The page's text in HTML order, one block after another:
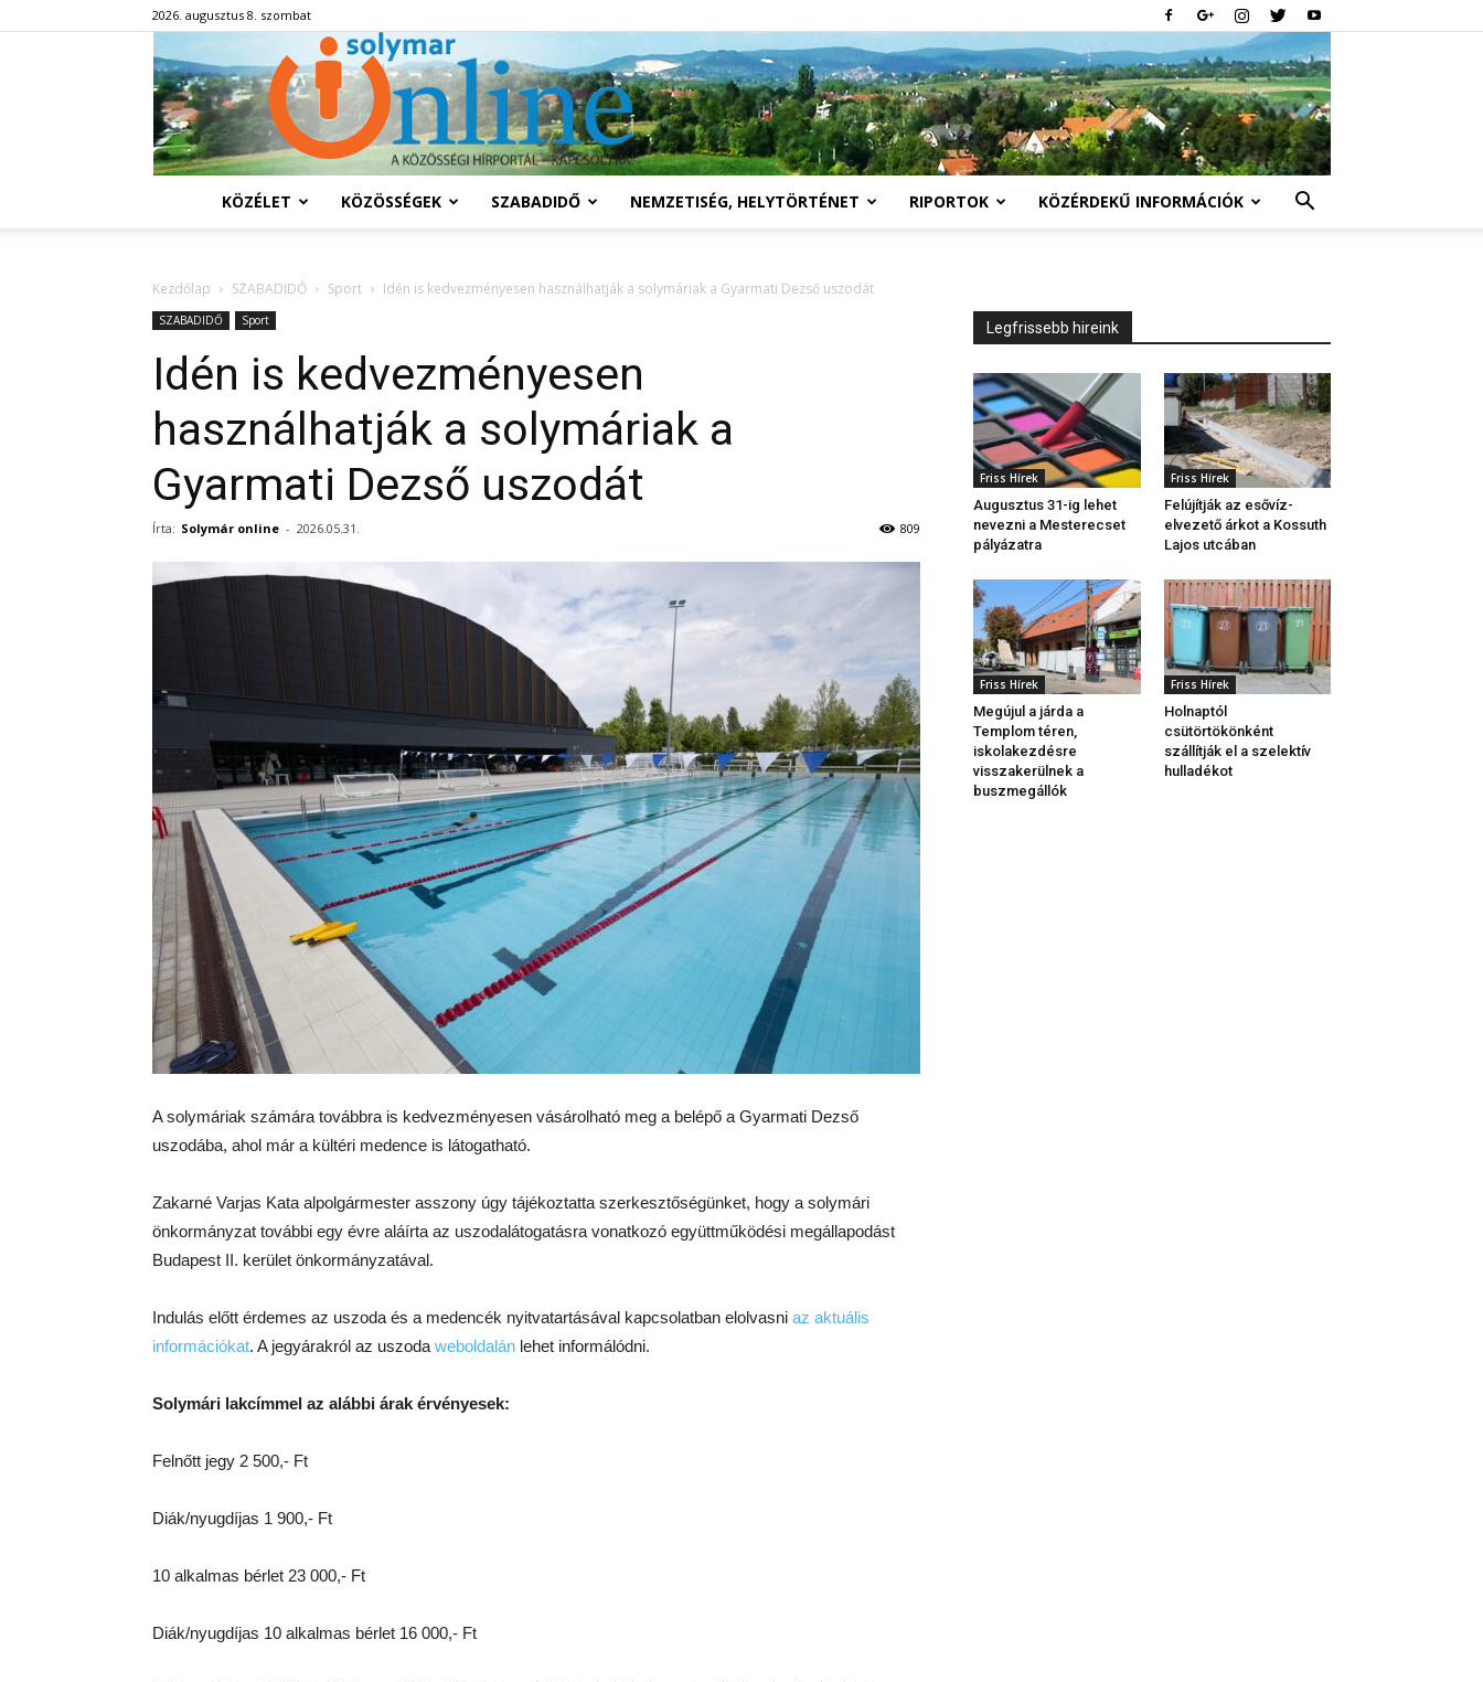
2026. augusztus 8. szombat
Solymár
KÖZÉLET KÖZÖSSÉGEK SZABADIDŐ NEMZETISÉG, HELYTÖRTÉNET RIPORTOK KÖZÉRDEKŰ INFORMÁCIÓK
Kezdőlap SZABADIDŐ Sport Idén is kedvezményesen használhatják a solymáriak a Gyarmati Dezső uszodát
SZABADIDŐ Sport
Idén is kedvezményesen
használhatják a solymáriak a
Gyarmati Dezső uszodát
Írta: Solymár online - 2026.05.31. 809
A solymáriak számára továbbra is kedvezményesen vásárolható meg a belépő a Gyarmati Dezső
uszodába, ahol már a kültéri medence is látogatható.
Zakarné Varjas Kata alpolgármester asszony úgy tájékoztatta szerkesztőségünket, hogy a solymári
önkormányzat további egy évre aláírta az uszodalátogatásra vonatkozó együttműködési megállapodást
Budapest II. kerület önkormányzatával.
Indulás előtt érdemes az uszoda és a medencék nyitvatartásával kapcsolatban elolvasni az aktuális
információkat. A jegyárakról az uszoda weboldalán lehet informálódni.
Solymári lakcímmel az alábbi árak érvényesek:
Felnőtt jegy 2 500,- Ft
Diák/nyugdíjas 1 900,- Ft
10 alkalmas bérlet 23 000,- Ft
Diák/nyugdíjas 10 alkalmas bérlet 16 000,- Ft
Legfrissebb hireink
Friss Hírek
Augusztus 31-ig lehet
nevezni a Mesterecset
pályázatra
Friss Hírek
Felújítják az esővíz-
elvezető árkot a Kossuth
Lajos utcában
Friss Hírek
Megújul a járda a
Templom téren,
iskolakezdésre
visszakerülnek a
buszmegállók
Friss Hírek
Holnaptól
csütörtökönként
szállítják el a szelektív
hulladékot